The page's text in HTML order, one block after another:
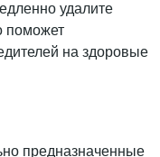
удалите
поможет
на здоровые
предназначенные